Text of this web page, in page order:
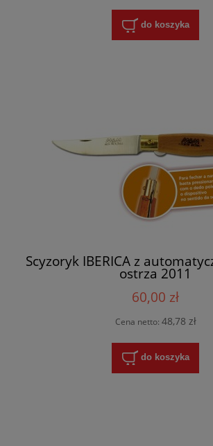
do koszyka
Scyzoryk IBERICA z
ostrza 2011
60,00 zł
Cena netto: 48,78 zł
do koszyka